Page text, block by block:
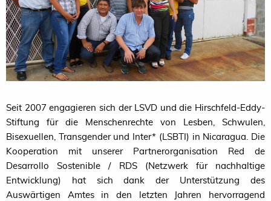
Seit 2007 engagieren sich der LSVD und die Hirschfeld-Eddy-
Stiftung für die Menschenrechte von Lesben, Schwulen,
Bisexuellen, Transgender und Inter* (LSBTI) in Nicaragua. Die
Kooperation mit unserer Partnerorganisation Red de
Desarrollo Sostenible / RDS(Netzwerk für nachhaltige
Entwicklung) hat sich dank der Unterstützung des
Auswärtigen Amtes in den letzten Jahren hervorragend